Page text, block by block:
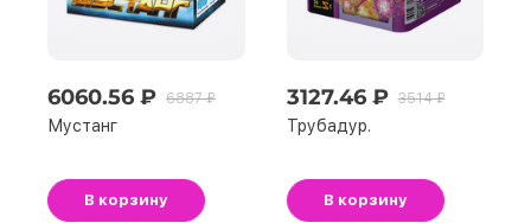
6060.56 ₽ 6887 ₽
Мустанг
В корзину
3127.46 ₽ 3514 ₽
Трубадур.
В корзину